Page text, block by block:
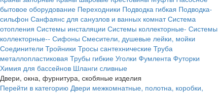
бытовое оборудование Переходники Подводка гибкая Подводка-
сильфон Санфаянс для санузлов и ванных комнат Система
отопления Системы инсталяции Системы коллекторные- Системы
коллекторные-- Сифоны Смесители, душевые лейки, мойки
Соединители Тройники Тросы сантехнические Труба
металлопластиковая Трубы гибкие Уголки Фумлента Футорки
Химия для бассейнов Шланги сливные
Двери, окна, фурнитура, скобяные изделия
Перейти в категорию Двери межкомнатные, полотна, коробки,